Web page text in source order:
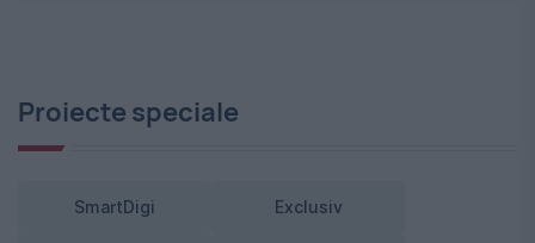
Proiecte speciale
SmartDigi Exclusiv